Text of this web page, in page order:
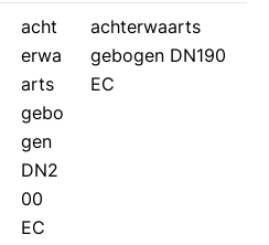
acht
erwa
arts
gebo
gen
DN2
00
EC
achterwaarts
gebogen DN190
EC